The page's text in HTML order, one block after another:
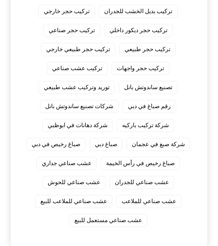
تركيب بديل الخشب للجدران تركيب حجر خارجي
تركيب حجر ديكور داخلي تركيب حجر صناعي
تركيب حجر طبيعي تركيب حجر طبيعي خارجي
تركيب حجر واجهات تركيب عشب صناعي
تصنيع ساندوتش بانل توريد وتركيب عشب طبيعي
رقم صباغ في دبي شركات تصنيع ساندوتش بانل
شركة تركيب باركيه شركة دهانات في ابوظبي
شركة صبغ في عجمان صباغ دبي صباغ رخيص في دبي
صباغ رخيص في رأس الخيمة عشب صناعي جداري
عشب صناعي للجدران عشب صناعي للحوش
عشب صناعي للملاعب عشب صناعي للملاعب للبيع
عشب صناعي مستعمل للبيع